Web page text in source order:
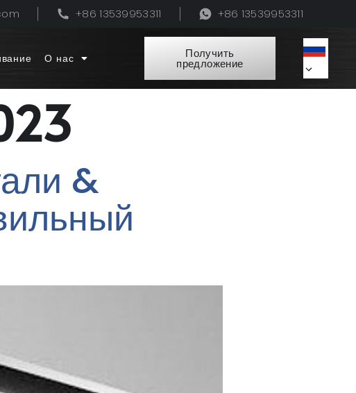
+86 13539953311 +86 13539953311
О нас Получить
предложение
&